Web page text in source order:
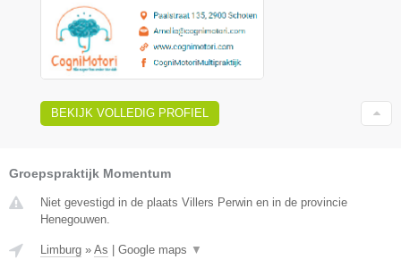
BEKIJK VOLLEDIG PROFIEL
Groepspraktijk Momentum
Niet gevestigd in de plaats Villers Perwin en in de provincie
Henegouwen.
Limburg » As Google maps ▼